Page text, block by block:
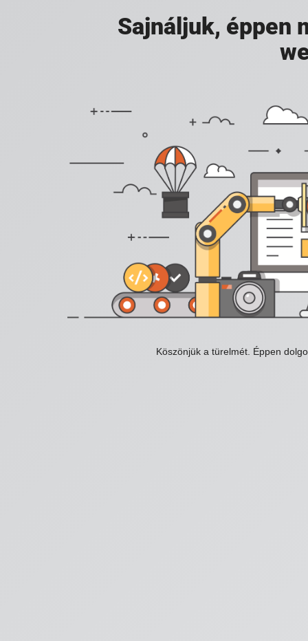
Sajnáljuk, éppen
Köszönjük a türelmét. Éppen